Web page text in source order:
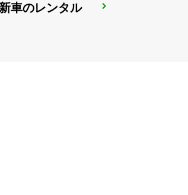
車のレンタル